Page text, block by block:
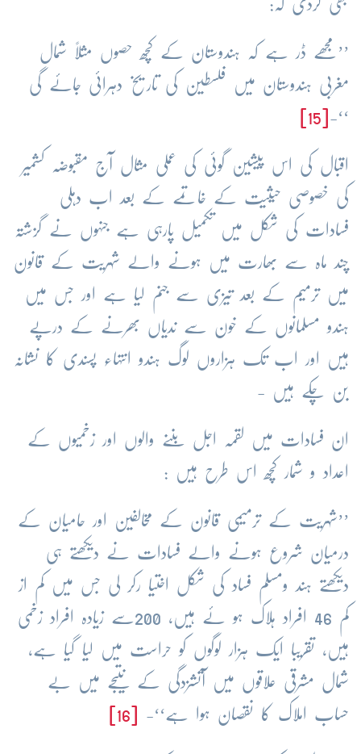
بھی کردی کہ:
’’مجھے ڈر ہے کہ ہندوستان کے کچھ حصوں مثلاً شمال
مغربی ہندوستان میں فلسطین کی تاریخ دہرائی جائے گی
‘‘-
اقبال کی اس پیشین گوئی کی عملی مثال آج مقبوضہ کشمیر
کی خصوصی حیثیت کے خاتمے کے بعد اب دہلی
فسادات کی شکل میں تکمیل پارہی ہے جنہوں نے گزشتہ
چند ماہ سے بھارت میں ہونے والے شہریت کے قانون
میں ترمیم کے بعد تیزی سے جنم لیا ہے اور جس میں
ہندو مسلمانوں کے خون سے ندیاں بھرنے کے درپے
ہیں اور اب تک ہزاروں لوگ ہندو انتہاء پسندی کا نشانہ
بن چکے ہیں -
ان فسادات میں لقمہ اجل بننے والوں اور زخمیوں کے
اعداد و شمار کچھ اس طرح ہیں :
’’شہریت کے ترمیمی قانون کے مخالفین اور حامیان کے
درمیان شروع ہونے والے فسادات نے دیکھتے ہی
دیکھتے ہند ومسلم فساد کی شکل اختیا رکر لی جس میں کم از
کم 46 افراد ہلاک ہو ئے ہیں، 200سے زیادہ افراد زخمی
ہیں، تقریبا ایک ہزار لوگوں کو حراست میں لیا گیا ہے،
شمال مشرقی علاقوں میں آتشزدگی کے نتیجے میں بے
حساب املاک کا نقصان ہوا ہے‘‘-